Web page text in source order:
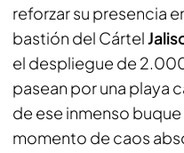
reforzar su presencia
bastión del Cártel
el despliegue de
pasean por una playa
de ese inmenso
momento de caos